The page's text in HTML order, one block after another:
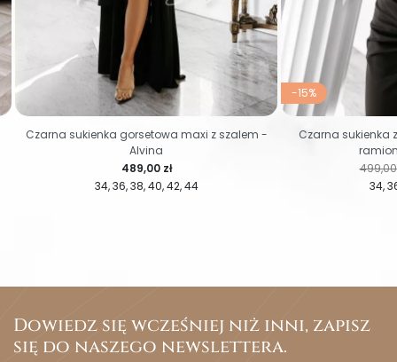
34 36 38 40 42 44
Cena
489,00 zł
Czarna sukienka gorsetowa maxi z szalem -
Alvina
-15%
34
Cena
499,00
Czarna sukienka
Dowiedz się wcześniej niż inni, zapisz
się do naszego newslettera.